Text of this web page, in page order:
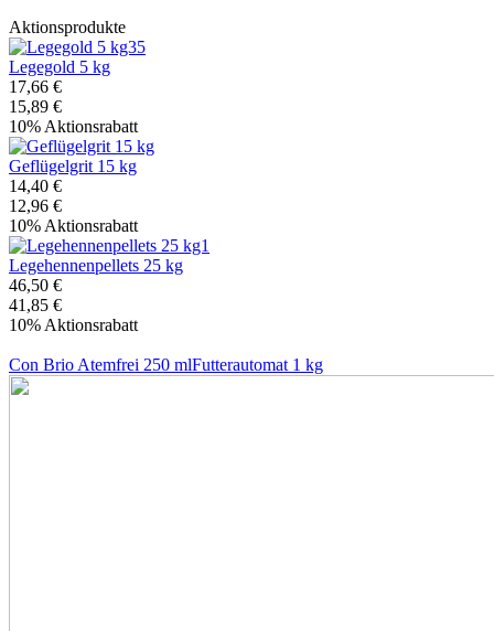
Aktionsprodukte
Legegold 5 kg
17,66 €
15,89 €
10% Aktionsrabatt
Geflügelgrit 15 kg
14,40 €
12,96 €
10% Aktionsrabatt
Legehennenpellets 25 kg
46,50 €
41,85 €
10% Aktionsrabatt
Con Brio Atemfrei 250 mlFutterautomat 1 kg